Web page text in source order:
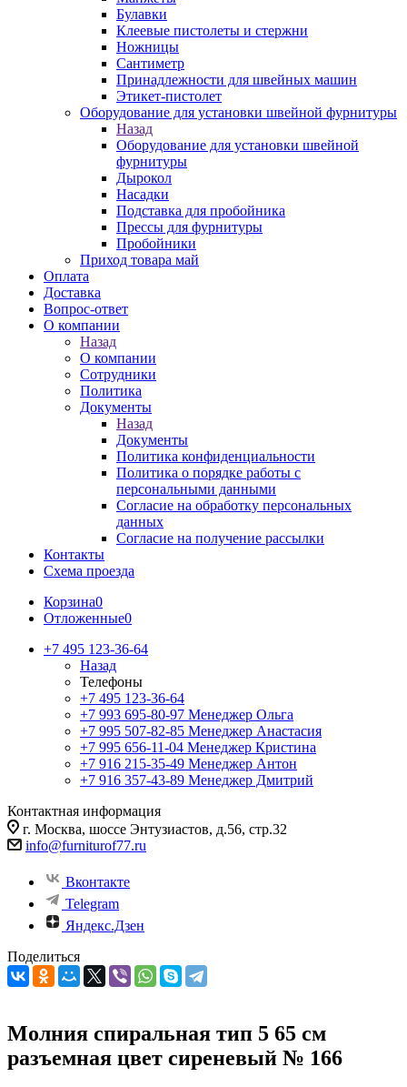
Булавки
Клеевые пистолеты и стержни
Ножницы
Сантиметр
Принадлежности для швейных машин
Этикет-пистолет
Оборудование для установки швейной фурнитуры
Назад
Оборудование для установки швейной
фурнитуры
Дырокол
Насадки
Подставка для пробойника
Прессы для фурнитуры
Пробойники
Приход товара май
Оплата
Доставка
Вопрос-ответ
О компании
Назад
О компании
Сотрудники
Политика
Документы
Назад
Документы
Политика конфиденциальности
Политика о порядке работы с
персональными данными
Согласие на обработку персональных
данных
Согласие на получение рассылки
Контакты
Схема проезда
Корзина0
Отложенные0
+7 495 123-36-64
Назад
Телефоны
+7 495 123-36-64
+7 993 695-80-97 Менеджер Ольга
+7 995 507-82-85 Менеджер Анастасия
+7 995 656-11-04 Менеджер Кристина
+7 916 215-35-49 Менеджер Антон
+7 916 357-43-89 Менеджер Дмитрий
Контактная информация
г. Москва, шоссе Энтузиастов, д.56, стр.32
info@furniturof77.ru
Вконтакте
Telegram
Яндекс.Дзен
Поделиться
Молния спиральная тип 5 65 см
разъемная цвет сиреневый № 166